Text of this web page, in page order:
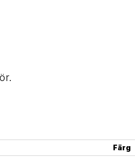
Färg